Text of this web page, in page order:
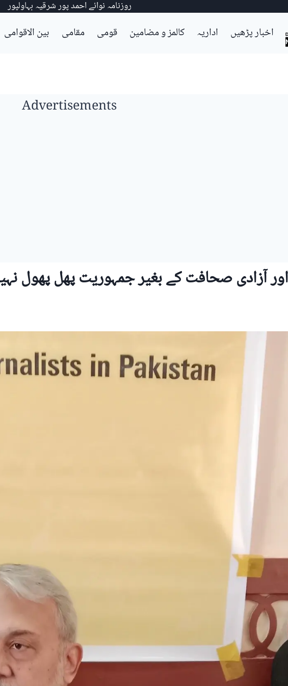
روزنامہ نوائے احمد پور شرقیہ بہاولپور
اخبار پڑھیں اداریہ کالمز و مضامین قومی مقامی بین الاقوامی
Advertisements
اور آزادی صحافت کے بغیر جمہوریت پھل پھول